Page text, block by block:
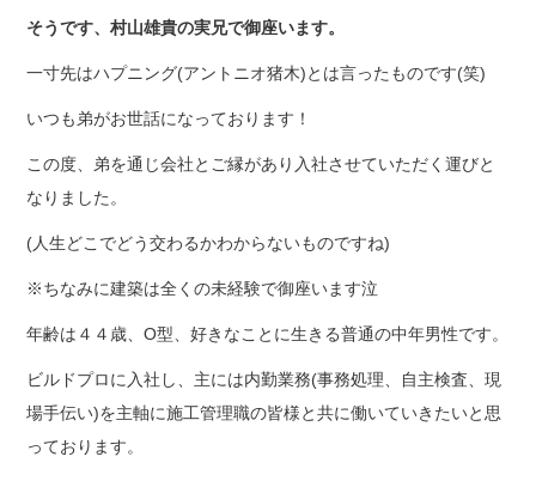
そうです、村山雄貴の実兄で御座います。
一寸先はハプニング(アントニオ猪木)とは言ったものです(笑)
いつも弟がお世話になっております！
この度、弟を通じ会社とご縁があり入社させていただく運びと
なりました。
(人生どこでどう交わるかわからないものですね)
※ちなみに建築は全くの未経験で御座います泣
年齢は４４歳、O型、好きなことに生きる普通の中年男性です。
ビルドプロに入社し、主には内勤業務(事務処理、自主検査、現
場手伝い)を主軸に施工管理職の皆様と共に働いていきたいと思
っております。